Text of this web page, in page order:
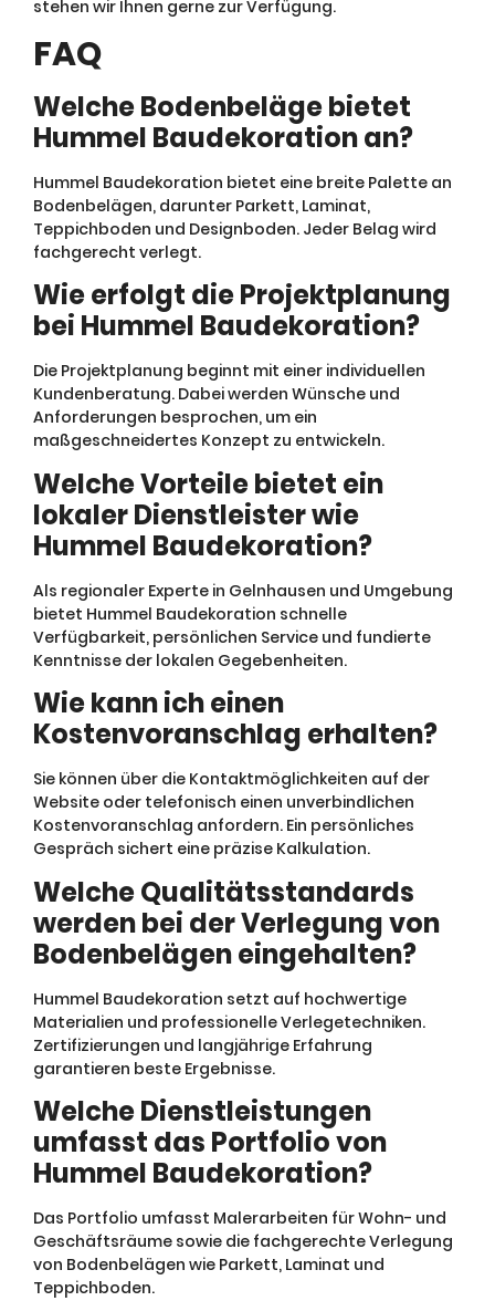
stehen wir Ihnen gerne zur Verfügung.
FAQ
Welche Bodenbeläge bietet
Hummel Baudekoration an?
Hummel Baudekoration bietet eine breite Palette an
Bodenbelägen, darunter Parkett, Laminat,
Teppichboden und Designboden. Jeder Belag wird
fachgerecht verlegt.
Wie erfolgt die Projektplanung
bei Hummel Baudekoration?
Die Projektplanung beginnt mit einer individuellen
Kundenberatung. Dabei werden Wünsche und
Anforderungen besprochen, um ein
maßgeschneidertes Konzept zu entwickeln.
Welche Vorteile bietet ein
lokaler Dienstleister wie
Hummel Baudekoration?
Als regionaler Experte in Gelnhausen und Umgebung
bietet Hummel Baudekoration schnelle
Verfügbarkeit, persönlichen Service und fundierte
Kenntnisse der lokalen Gegebenheiten.
Wie kann ich einen
Kostenvoranschlag erhalten?
Sie können über die Kontaktmöglichkeiten auf der
Website oder telefonisch einen unverbindlichen
Kostenvoranschlag anfordern. Ein persönliches
Gespräch sichert eine präzise Kalkulation.
Welche Qualitätsstandards
werden bei der Verlegung von
Bodenbelägen eingehalten?
Hummel Baudekoration setzt auf hochwertige
Materialien und professionelle Verlegetechniken.
Zertifizierungen und langjährige Erfahrung
garantieren beste Ergebnisse.
Welche Dienstleistungen
umfasst das Portfolio von
Hummel Baudekoration?
Das Portfolio umfasst Malerarbeiten für Wohn- und
Geschäftsräume sowie die fachgerechte Verlegung
von Bodenbelägen wie Parkett, Laminat und
Teppichboden.